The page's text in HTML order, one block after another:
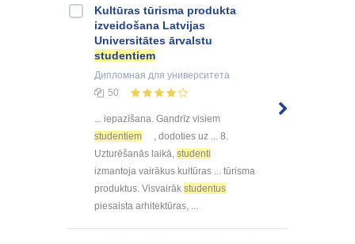
Kultūras tūrisma produkta
izveidošana Latvijas
Universitātes ārvalstu
studentiem
Дипломная для университета
50
... iepazīšana. Gandrīz visiem
studentiem
, dodoties uz ... 8.
Uzturēšanās laikā, studenti
izmantoja vairākus kultūras ... tūrisma
produktus. Visvairāk studentus
piesaista arhitektūras, ...